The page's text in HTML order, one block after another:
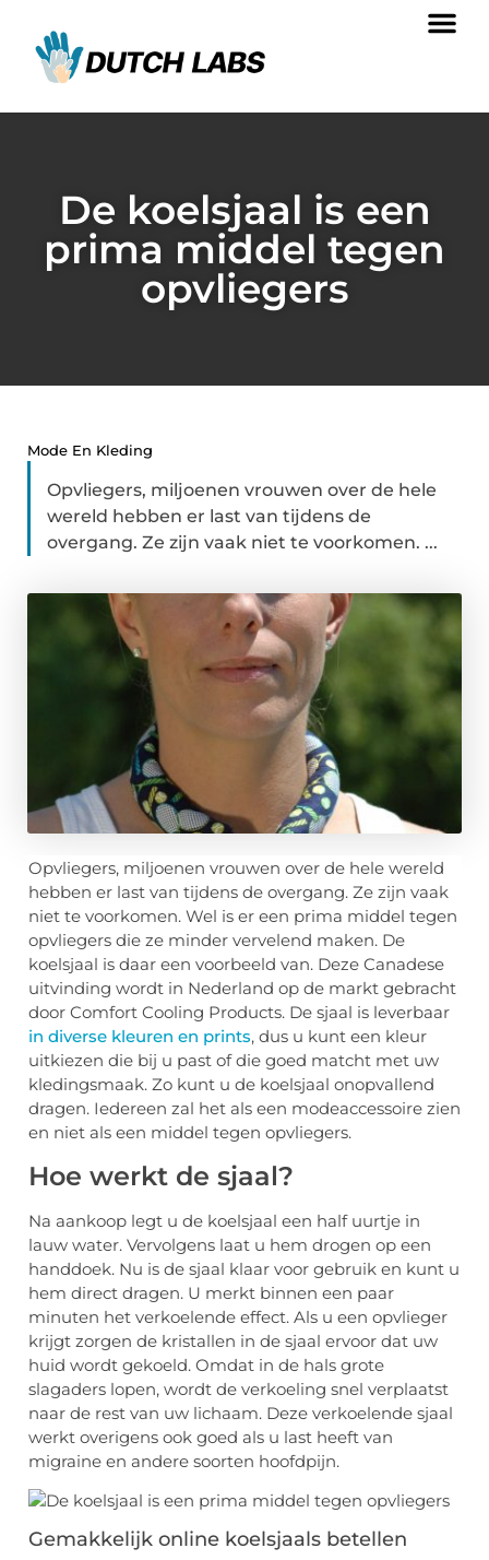
De koelsjaal is een
prima middel tegen
opvliegers
Mode En Kleding
Opvliegers, miljoenen vrouwen over de hele
wereld hebben er last van tijdens de
overgang. Ze zijn vaak niet te voorkomen. ...
Opvliegers, miljoenen vrouwen over de hele wereld
hebben er last van tijdens de overgang. Ze zijn vaak
niet te voorkomen. Wel is er een prima middel tegen
opvliegers die ze minder vervelend maken. De
koelsjaal is daar een voorbeeld van. Deze Canadese
uitvinding wordt in Nederland op de markt gebracht
door Comfort Cooling Products. De sjaal is leverbaar
in diverse kleuren en prints, dus u kunt een kleur
uitkiezen die bij u past of die goed matcht met uw
kledingsmaak. Zo kunt u de koelsjaal onopvallend
dragen. Iedereen zal het als een modeaccessoire zien
en niet als een middel tegen opvliegers.
Hoe werkt de sjaal?
Na aankoop legt u de koelsjaal een half uurtje in
lauw water. Vervolgens laat u hem drogen op een
handdoek. Nu is de sjaal klaar voor gebruik en kunt u
hem direct dragen. U merkt binnen een paar
minuten het verkoelende effect. Als u een opvlieger
krijgt zorgen de kristallen in de sjaal ervoor dat uw
huid wordt gekoeld. Omdat in de hals grote
slagaders lopen, wordt de verkoeling snel verplaatst
naar de rest van uw lichaam. Deze verkoelende sjaal
werkt overigens ook goed als u last heeft van
migraine en andere soorten hoofdpijn.
Gemakkelijk online koelsjaals betellen